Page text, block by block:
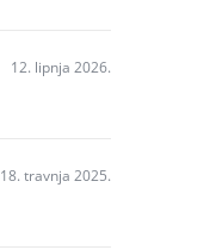
12. lipnja 2026.
18. travnja 2025.